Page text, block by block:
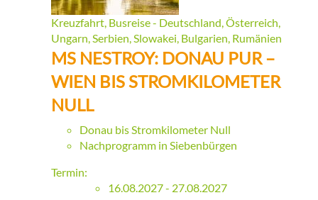
Kreuzfahrt, Busreise - Deutschland, Österreich,
Ungarn, Serbien, Slowakei, Bulgarien, Rumänien
MS NESTROY: DONAU PUR –
WIEN BIS STROMKILOMETER
NULL
Donau bis Stromkilometer Null
Nachprogramm in Siebenbürgen
Termin:
16.08.2027 - 27.08.2027